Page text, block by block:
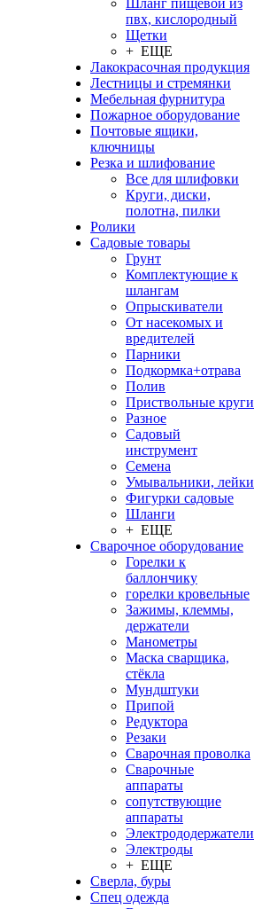
Шланг пищевой из
пвх, кислородный
Щетки
+ ЕЩЕ
Лакокрасочная продукция
Лестницы и стремянки
Мебельная фурнитура
Пожарное оборудование
Почтовые ящики,
ключницы
Резка и шлифование
Все для шлифовки
Круги, диски,
полотна, пилки
Ролики
Садовые товары
Грунт
Комплектующие к
шлангам
Опрыскиватели
От насекомых и
вредителей
Парники
Подкормка+отрава
Полив
Приствольные круги
Разное
Садовый
инструмент
Семена
Умывальники, лейки
Фигурки садовые
Шланги
+ ЕЩЕ
Сварочное оборудование
Горелки к
баллончику
горелки кровельные
Зажимы, клеммы,
держатели
Манометры
Маска сварщика,
стёкла
Мундштуки
Припой
Редуктора
Резаки
Сварочная проволка
Сварочные
аппараты
сопутствующие
аппараты
Электрододержатели
Электроды
+ ЕЩЕ
Сверла, буры
Спец одежда